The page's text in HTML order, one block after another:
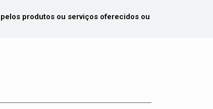
pelos produtos ou serviços oferecidos ou